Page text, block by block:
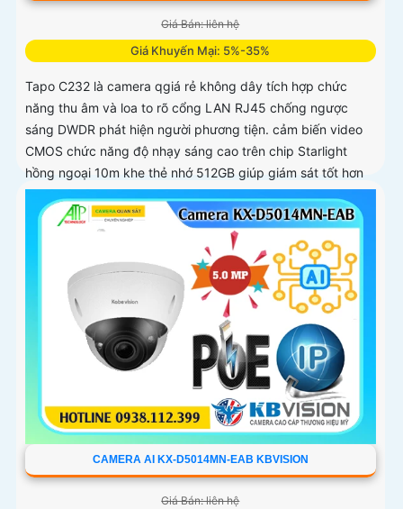
Giá Bán: liên hệ
Giá Khuyến Mại: 5%-35%
Tapo C232 là camera qgiá rẻ không dây tích hợp chức
năng thu âm và loa to rõ cổng LAN RJ45 chống ngược
sáng DWDR phát hiện người phương tiện. cảm biến video
CMOS chức năng độ nhạy sáng cao trên chip Starlight
hồng ngoại 10m khe thẻ nhớ 512GB giúp giám sát tốt hơn
trong điều kiện thiếu sáng
CAMERA AI KX-D5014MN-EAB KBVISION
Giá Bán: liên hệ